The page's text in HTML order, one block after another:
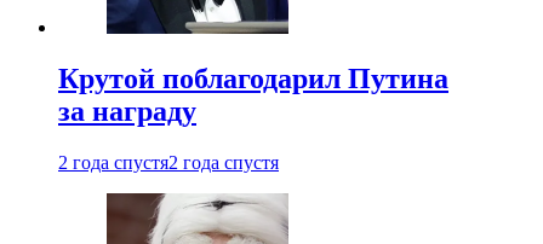
Крутой поблагодарил Путина
за награду
2 года спустя2 года спустя